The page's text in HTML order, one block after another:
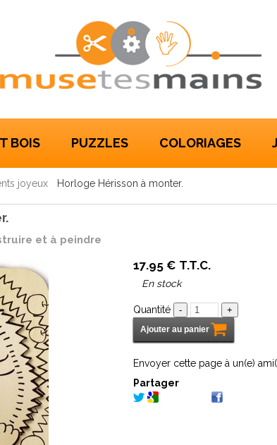
BOIS PUZZLES COLORIAGES
joyeux Horloge Hérisson à monter.
et à peindre
17.95 € T.T.C.
En stock
Quantité
Envoyer cette page à un(e)
Partager